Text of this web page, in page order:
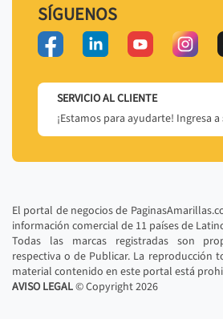
SÍGUENOS
SERVICIO AL CLIENTE
¡Estamos para ayudarte! Ingresa a
El portal de negocios de
información comercial de 11 países de
Todas las marcas registradas son
respectiva o de Publicar. La reproducción
material contenido en este portal está
AVISO LEGAL© Copyright2026